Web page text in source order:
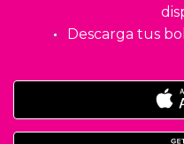
Descarga tus